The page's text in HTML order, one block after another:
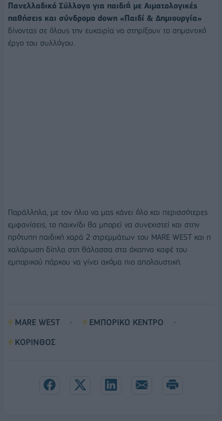
Πανελλαδικό Σύλλογο για παιδιά με Αιματολογικές
παθήσεις και σύνδρομο down «Παιδί & Δημιουργία»
δίνοντας σε όλους την ευκαιρία να στηρίξουν το σημαντικό
έργο του συλλόγου.
Παράλληλα, με τον ήλιο να μας κάνει όλο και περισσότερες
εμφανίσεις, το παιχνίδι θα μπορεί να συνεχιστεί και στην
πρότυπη παιδική χαρά 2 στρεμμάτων του MARE WEST και η
χαλάρωση δίπλα στη θάλασσα στα άκαπνα καφέ του
εμπορικού πάρκου να γίνει ακόμα πιο απολαυστική.
MARE WEST
ΕΜΠΟΡΙΚΟ ΚΕΝΤΡΟ
ΚΟΡΙΝΘΟΣ